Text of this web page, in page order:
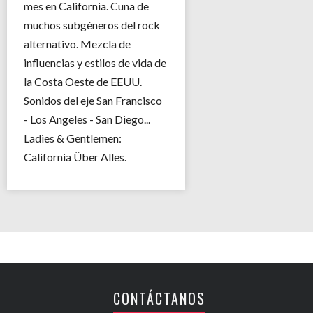
mes en California. Cuna de
muchos subgéneros del rock
alternativo. Mezcla de
influencias y estilos de vida de
la Costa Oeste de EEUU.
Sonidos del eje San Francisco
- Los Angeles - San Diego...
Ladies & Gentlemen:
California Über Alles.
CONTÁCTANOS